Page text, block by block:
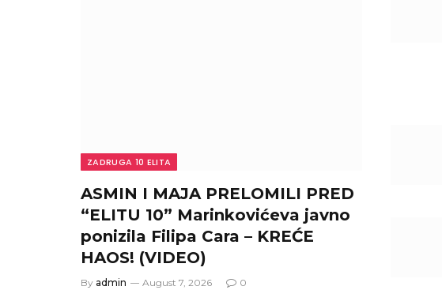
ZADRUGA 10 ELITA
ASMIN I MAJA PRELOMILI PRED
“ELITU 10” Marinkovićeva javno
ponizila Filipa Cara – KREĆE
HAOS! (VIDEO)
By admin August 7, 2026 0